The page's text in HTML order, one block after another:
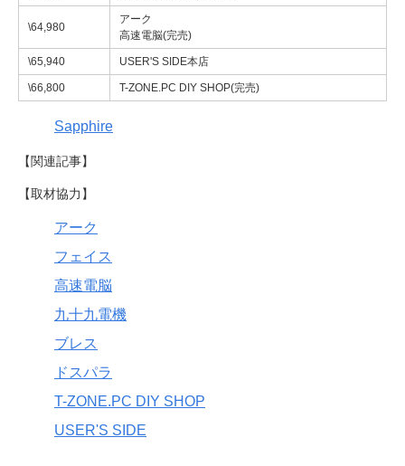
\64,980
アーク
高速電脳(完売)
\65,940 USER'S SIDE本店
\66,800 T-ZONE.PC DIY SHOP(完売)
Sapphire
【関連記事】
【取材協力】
アーク
フェイス
高速電脳
九十九電機
ブレス
ドスパラ
T-ZONE.PC DIY SHOP
USER'S SIDE